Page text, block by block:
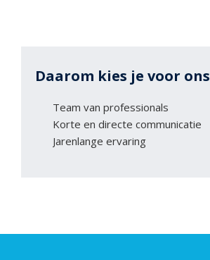
Daarom kies je voor ons
Team van professionals
Korte en directe communicatie
Jarenlange ervaring